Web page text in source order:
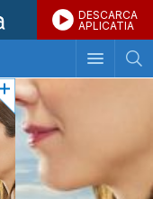
DESCARCA
APLICATIA